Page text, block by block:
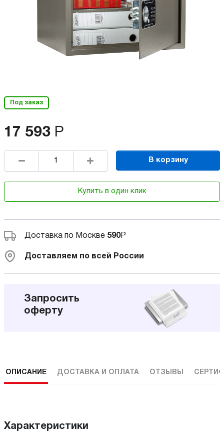
Под заказ
17 593 Р
В корзину
Купить в один клик
Доставка по Москве 590Р
Доставляем по всей России
Запросить
оферту
ОПИСАНИЕ ДОСТАВКА И ОПЛАТА ОТЗЫВЫ
Характеристики